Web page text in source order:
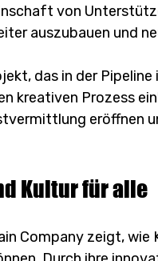
von
auszubauen und
das in der
kreativen Prozess
eröffnen
Kultur für alle
Company zeigt, wie